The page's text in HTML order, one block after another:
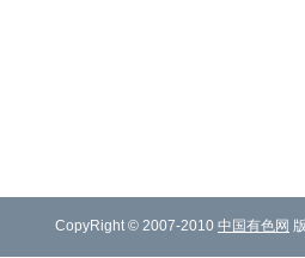
CopyRight © 2007-2010 中国有色网